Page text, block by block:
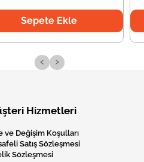
Sepete Ekle
‹ ›
Hizmetleri
ve Değişim Koşulları
Satış Sözleşmesi
Sözleşmesi